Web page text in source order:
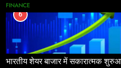
FINANCE
6
भारतीय शेयर बाजार में सकारात्मक